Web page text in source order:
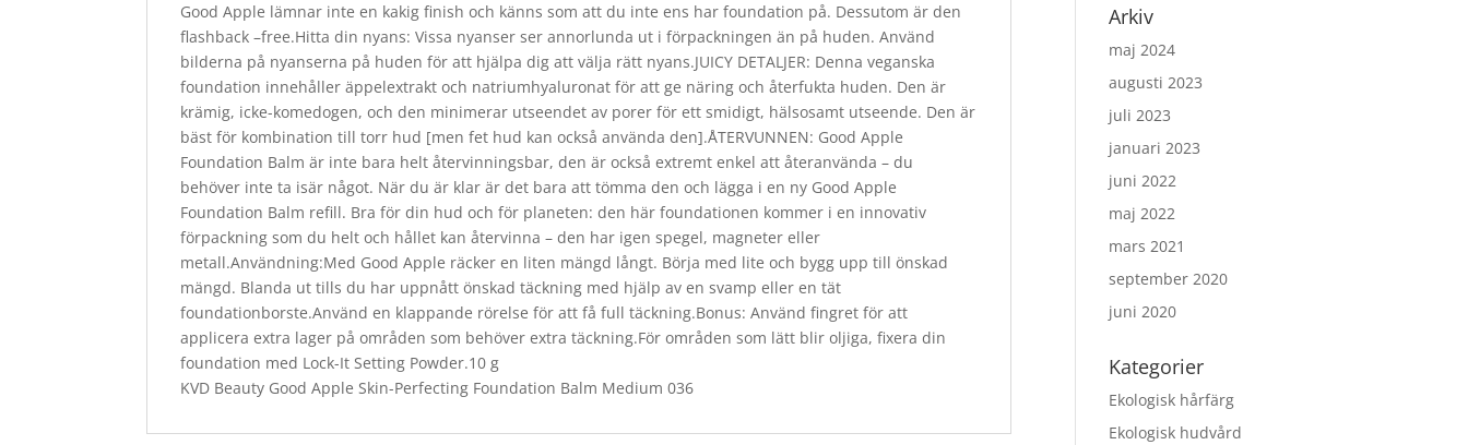
Good Apple lämnar inte en kakig finish och känns som att du inte ens har foundation på. Dessutom är den
flashback –free.Hitta din nyans: Vissa nyanser ser annorlunda ut i förpackningen än på huden. Använd
bilderna på nyanserna på huden för att hjälpa dig att välja rätt nyans.JUICY DETALJER: Denna veganska
foundation innehåller äppelextrakt och natriumhyaluronat för att ge näring och återfukta huden. Den är
krämig, icke-komedogen, och den minimerar utseendet av porer för ett smidigt, hälsosamt utseende. Den är
bäst för kombination till torr hud [men fet hud kan också använda den].ÅTERVUNNEN: Good Apple
Foundation Balm är inte bara helt återvinningsbar, den är också extremt enkel att återanvända – du
behöver inte ta isär något. När du är klar är det bara att tömma den och lägga i en ny Good Apple
Foundation Balm refill. Bra för din hud och för planeten: den här foundationen kommer i en innovativ
förpackning som du helt och hållet kan återvinna – den har igen spegel, magneter eller
metall.Användning:Med Good Apple räcker en liten mängd långt. Börja med lite och bygg upp till önskad
mängd. Blanda ut tills du har uppnått önskad täckning med hjälp av en svamp eller en tät
foundationborste.Använd en klappande rörelse för att få full täckning.Bonus: Använd fingret för att
applicera extra lager på områden som behöver extra täckning.För områden som lätt blir oljiga, fixera din
foundation med Lock-It Setting Powder.10 g
KVD Beauty Good Apple Skin-Perfecting Foundation Balm Medium 036
Arkiv
maj 2024
augusti 2023
juli 2023
januari 2023
juni 2022
maj 2022
mars 2021
september 2020
juni 2020
Kategorier
Ekologisk hårfärg
Ekologisk hudvård